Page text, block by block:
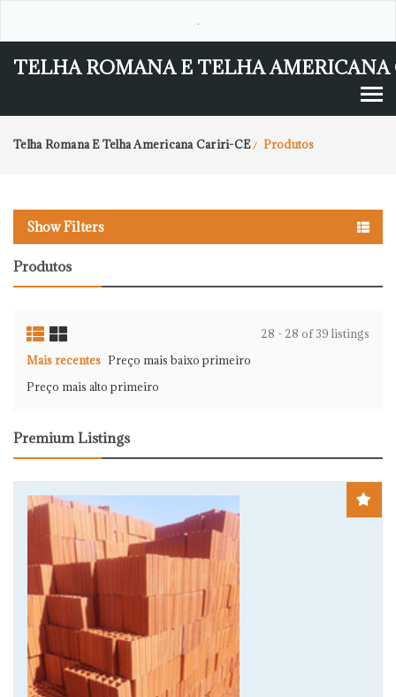
.
TELHA ROMANA E TELHA AMERICANA
Telha Romana E Telha Americana Cariri-CE / Produtos
Show Filters
Produtos
28 - 28 of 39 listings
Mais recentes Preço mais baixo primeiro
Preço mais alto primeiro
Premium Listings